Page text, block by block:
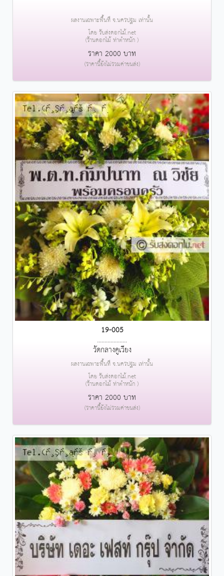
ผลงานเฉพาะพื้นที่ จ.นครปฐม เท่านั้น
โดย รับส่งดอกไม้.net
(ร้านดอกไม้ ท่าตำหนัก )
ราคา 2000 บาท
(ราคานี้ยังไม่รวมค่าขนส่ง)
19-005
....................
วัดกลางคูเวียง
ผลงานเฉพาะพื้นที่ จ.นครปฐม เท่านั้น
โดย รับส่งดอกไม้.net
(ร้านดอกไม้ ท่าตำหนัก )
ราคา 2000 บาท
(ราคานี้ยังไม่รวมค่าขนส่ง)